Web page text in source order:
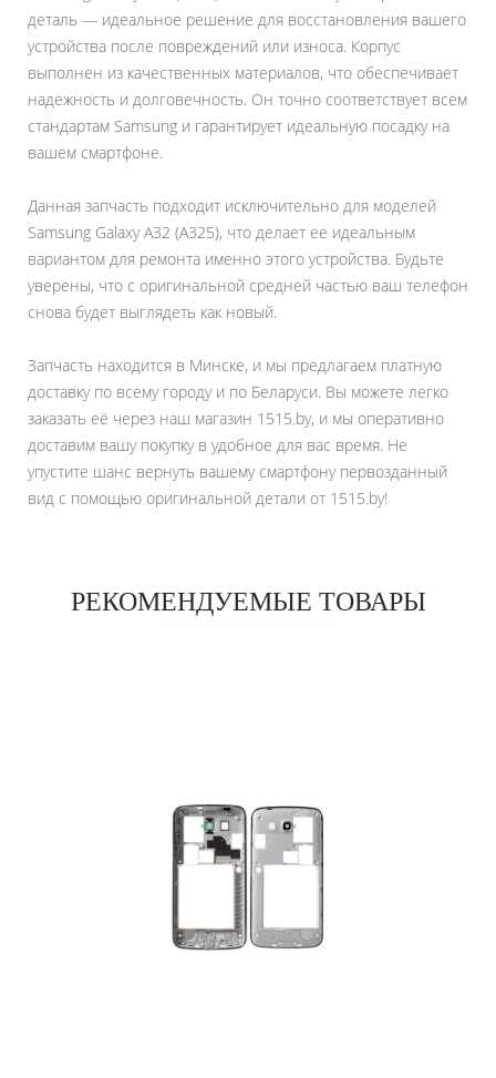
деталь — идеальное решение для восстановления вашего
устройства после повреждений или износа. Корпус
выполнен из качественных материалов, что обеспечивает
надежность и долговечность. Он точно соответствует всем
стандартам Samsung и гарантирует идеальную посадку на
вашем смартфоне.
Данная запчасть подходит исключительно для моделей
Samsung Galaxy A32 (A325), что делает ее идеальным
вариантом для ремонта именно этого устройства. Будьте
уверены, что с оригинальной средней частью ваш телефон
снова будет выглядеть как новый.
Запчасть находится в Минске, и мы предлагаем платную
доставку по всему городу и по Беларуси. Вы можете легко
заказать её через наш магазин 1515.by, и мы оперативно
доставим вашу покупку в удобное для вас время. Не
упустите шанс вернуть вашему смартфону первозданный
вид с помощью оригинальной детали от 1515.by!
РЕКОМЕНДУЕМЫЕ ТОВАРЫ